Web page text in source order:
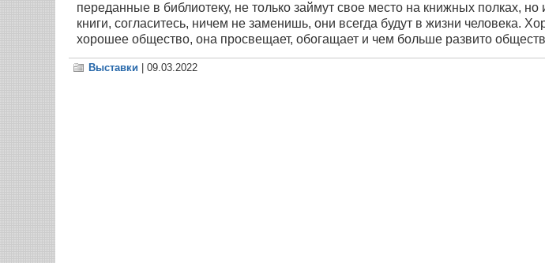
переданные в библиотеку, не только займут свое место на книжных полках, но
книги, согласитесь, ничем не заменишь, они всегда будут в жизни человека.
хорошее общество, она просвещает, обогащает и чем больше развито
Выставки | 09.03.2022